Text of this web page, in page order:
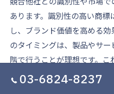
あります。識別性の高い商
し、ブランド価値を高める効
のタイミングは、製品やサー
階で行うことが理想です。
登録のリスクを回避し、安
ことができます。さらに、
03-6824-8237